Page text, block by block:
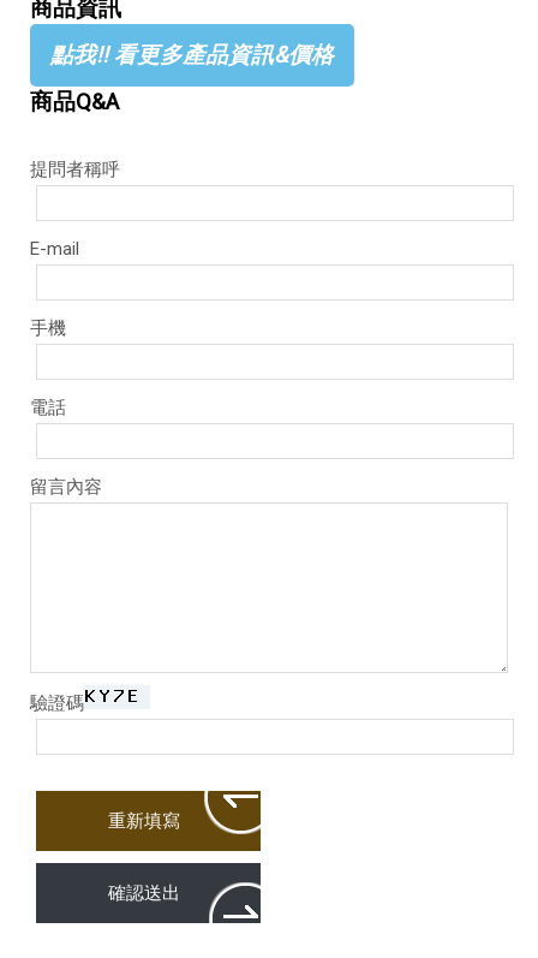
商品資訊
點我!! 看更多產品資訊&價格
商品Q&A
提問者稱呼
E-mail
手機
電話
留言內容
驗證碼